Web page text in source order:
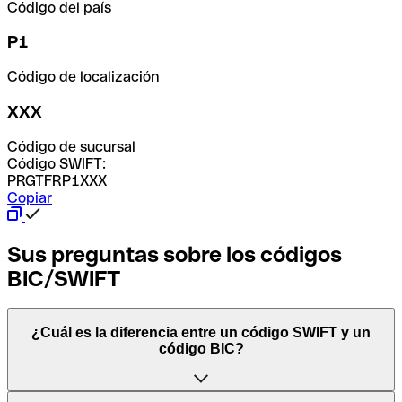
Código del país
P1
Código de localización
XXX
Código de sucursal
Código SWIFT:
PRGTFRP1XXX
Copiar
Sus preguntas sobre los códigos
BIC/SWIFT
¿Cuál es la diferencia entre un código SWIFT y un
código BIC?